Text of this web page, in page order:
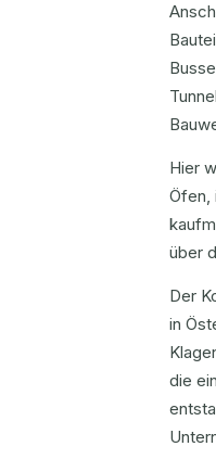
Hier
Öfen,
über
Der
in
die